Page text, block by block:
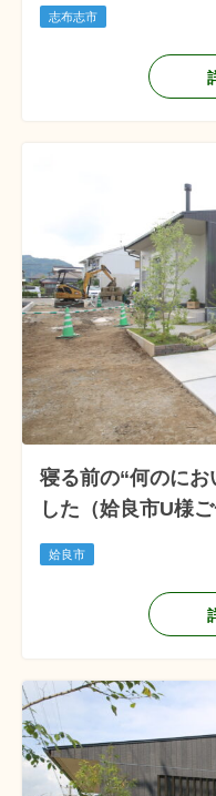
志布志市
寝る前の“何のにお
した（姶良市U様ご
姶良市